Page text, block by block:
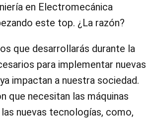
en Electromecánica
este top. ¿La razón?
que desarrollarás durante la
para implementar nuevas
impactan a nuestra sociedad.
que necesitan las máquinas
nuevas tecnologías, como,